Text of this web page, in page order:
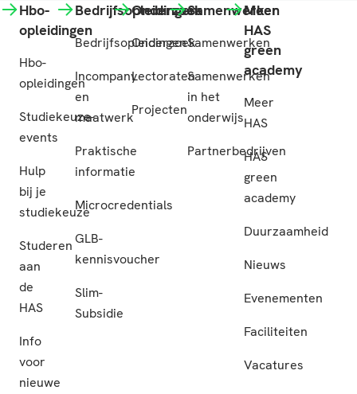
Hbo-
opleidingen
Hbo-
opleidingen
Studiekeuze-
events
Hulp
bij je
studiekeuze
Studeren
aan
de
HAS
Info
voor
nieuwe
Bedrijfsopleidingen
Bedrijfsopleidingen
Incompany
en
maatwerk
Praktische
informatie
Microcredentials
GLB-
kennisvoucher
Slim-
Subsidie
Onderzoek
Onderzoek
Lectoraten
Projecten
Samenwerken
Samenwerken
Samenwerken
in het
onderwijs
Partnerbedrijven
Meer
HAS
green
academy
Meer
HAS
HAS
green
academy
Duurzaamheid
Nieuws
Evenementen
Faciliteiten
Vacatures